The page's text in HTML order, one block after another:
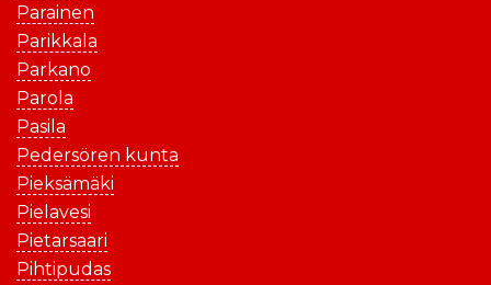
Parainen
Parikkala
Parkano
Parola
Pasila
Pedersören kunta
Pieksämäki
Pielavesi
Pietarsaari
Pihtipudas